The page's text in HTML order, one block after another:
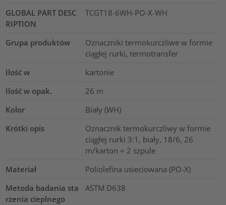
GLOBAL PART DESC
RIPTION
TCGT18-6WH-PO-X-WH
Grupa produktów
Oznaczniki termokurczliwe w formie
ciągłej rurki, termotransfer
Ilość w
kartonie
Ilość w opak.
26 m
Kolor
Biały (WH)
Krótki opis
Oznacznik termokurczliwy w formie
ciągłej rurki 3:1, biały, 18/6, 26
m/karton = 2 szpule
Materiał
Poliolefina usieciowana (PO-X)
Metoda badania sta
rzenia cieplnego
ASTM D638